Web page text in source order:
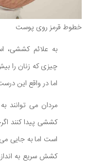
خطوط قرمز روی پوست
به علائم کششی،
چیزی که زنان را
اما در واقع این
مردان می توانند
کششی پیدا کنند
است اما به جایی
کشش سریع به